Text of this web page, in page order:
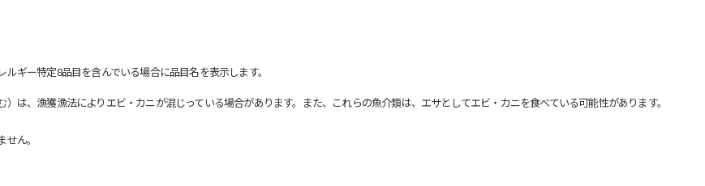
ギー特定8品目を含んでいる場合に品目名を表示します。
、漁獲漁法によりエビ・カニが混じっている場合があります。また、これらの魚介類は、エサとしてエビ・カニを食べている可能性があります。
ん。